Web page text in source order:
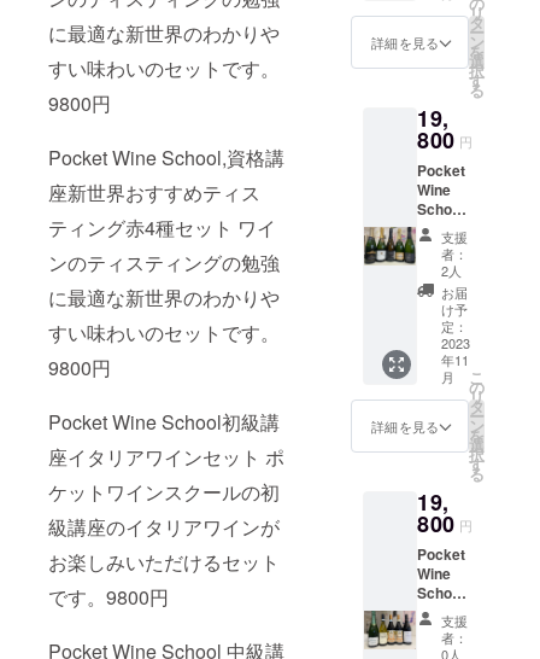
に最適な新世界のわかりや
すい味わいのセットです。
9800円
Pocket Wine School,資格講
座新世界おすすめティス
ティング赤4種セット ワイ
ンのティスティングの勉強
に最適な新世界のわかりや
すい味わいのセットです。
9800円
Pocket Wine School初級講
座イタリアワインセット ポ
ケットワインスクールの初
級講座のイタリアワインが
お楽しみいただけるセット
です。9800円
Pocket Wine School 中級講
シャン
パー
ニュ
風 メ
理：鶏
肉のフ
リカッ
セ
1700m
でつく
る高品
ガニッ
クワイ
ンクマ
ワイル
ドロー
ズや
ジャス
ミンの
香りと
オレン
ジやス
パイス
のエキ
ゾチッ
クな
ニュア
ンスが
楽しめ
る.スパ
なアジ
ア系の
料理と
の相性
をお楽
しみい
ただけ
ます。
トサ
ベル
ネ・
ヨン
2020Fa
vourite
Son
Cabern
et
Sauvig
non ブ
ラック
オリー
ブ、ブ
ラック
リー、
土っぽ
じる、
クラ
なカベ
ルネの
香りと
モカの
ヒン
ト。黒
系フ
ルーツ
とロー
だタン
包まれ
たチェ
デーや
ダーク
チェ
リーの
様な果
実味、
タバコ
やナツ
メグ、
ダーク
チョコ
レート
などの
非常に
魅惑的
いに！
相性料
く、タ
ンニン
分の多
いので
仔牛ジ
ビエ料
理、癖
のある
じる酸
味がク
チャー
を支え
す。
4Cuma
Organic
Torront
esTorro
ntes20
22 トロ
ンテス
100％
アルゼ
ンチン
産オー
クワイ
ン輸入
1700m
の高地
でつく
る高品
質オー
ガニッ
クワイ
ンクマ
ンを造
り出す
テー
ト。 4,
パー
カー
クナワ
ラ エ
ステイ
フェー
バレッ
トサ
ン カ
ベル
ネ・
ソー
ヴィニ
ヨン
2020Fa
Cabern
et
non ブ
ラック
オリー
ブ、ブ
ラック
優雅さ
が特徴
です。
4、
o d’Alba
ネッビ
オーロ
ダルバ
DOC ハ
イコス
トパ
フォー
マンス
なバ
ロー
ロ・バ
ルバレ
スコを
造る
生産者
組合
ローロ
熟成さ
せるこ
とで
ネッビ
オーロ
種 特有
の艶か
い。 基
本的な
ぶどう
品種カ
ネ・
ソー
ヴィニ
ヨン、
ピノ・
ノワー
ル、
シャル
ドネ、
メル
ロ、
ソー
ヴィニ
ヨンブ
ランな
どのク
リマや
テロ
ワール
する、
ワイン
のティ
スティ
ング（5
～6種
類）や
生産者
の特徴
内外か
ら高い
評価を
得てい
ストラ
リア最
大級の
ワイナ
リーで
す。各
州の名
産地で
育てら
れたブ
ドウを
使い、
伝 統と
最新の
技術を
融合さ
せ、そ
れぞれ
の品種
を最大
限に活
かして
造られ
るデ・
ボルト
リワイ
ンはイ
ギリ
オード
種付き
です。
は3時間
です。
ご予約
制にて
いらっ
しゃっ
てくだ
さい。
★ポ
ケット
ワイン
スクー
ルワイ
ン会の
ご案内
★★次
回は
Pocket
Wine
すすめ
ワイン
のティ
スティ
ング会
です。
10種の
ポケッ
トワイ
ンテミ
を代表
する
シャ
トー
シャ
トー
B『ヴァ
ランド
ロー』
が造る
ACボル
ドー.ボ
ルドー
の最上
質のテ
ロワー
ルで生
ていま
す。非
やかな
トロピ
カル・
フルー
ツや
ハーブ
などの
フレー
ヴァー
[2007]
と深み
4,Chate
Cuvee
du Pin
シャ
トー・
ラ・グ
ラーヴ
キュ
ヴェ・
デュ・
パ
ン 201
9 1,2の
解説で
す。サ
ンテミ
を代表
する
シャ
トー
シャ
トー
B『ヴァ
ランド
ロー』
が造る
ール)
ブドウ
Chardo
Pinot
Noir
Muenie
r10%●
瓶内二
次醗
酵：最
低24ヶ
月瓶内
熟成
複雑味
な旨 み
はリ
ザーブ
の多さ
（30％
ル・
ド・
ヴァロ
ン ブ
リュッ
ト」
は、長
い余韻
Axelle
de
ル・
ド・
ヴァロ
ン ブ
リュッ
ト 産地
Champ
agne
Champ
agne
Côte(コ
ート)
des(デ)
Bar(バ
ール)
ブドウ
Chardo
Pinot
Noir
Muenie
r10%●
瓶内二
次醗
酵：最
ミネラ
ル感あ
るシャ
ブリ、
で樽を
使った
白、果
実感あ
ふれる
赤、熟
成感華
やかさ
のある
ピノノ
ワール
のセッ
トで
す。 ポ
ケット
ワイン
スクー
ブル
ゴー
ニュ地
方のワ
インが
楽しめ
るお買
い得
詳細を見る
リ
タ
ー
ン
を
選
択
す
る
19,
800 円
Pocket
Wine
School
中級講
座シャ
ンパー
ニュ地
方おす
すめワ
イン5本
セッ
ト
5000円
以上の
ワイン
です ポ
ワイン
スクー
ル中級
講座の
シャン
パー
ニュ5本
を楽し
めるお
支援
者：
2人
お届
け予
定：
2023
年11
月
詳細を見る
こ
の
リ
タ
ー
ン
を
選
択
す
る
19,
800 円
Pocket
Wine
School
中級講
座北イ
タリ
支援
者：
0人